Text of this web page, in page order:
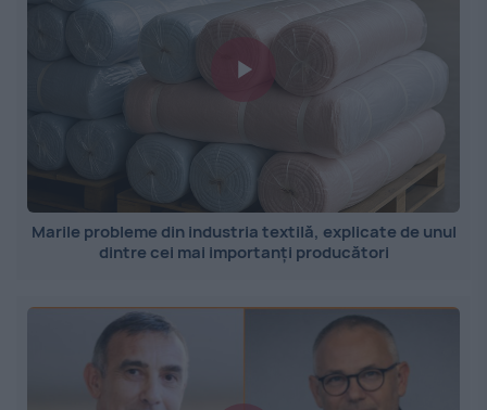
Marile probleme din industria textilă, explicate de unul
dintre cei mai importanți producători